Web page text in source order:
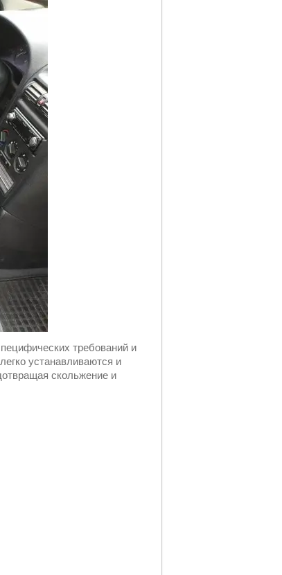
требований и
устанавливаются и
скольжение и